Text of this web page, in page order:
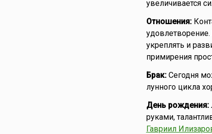
увеличивается
Отношения:
укреплять и
примирения
Брак: Сегодня
лунного цикла
День рождения:
руками,
Гавриил